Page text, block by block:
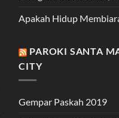
Apakah Hidup
PAROKI SANTA
CITY
Gempar Paskah 2019